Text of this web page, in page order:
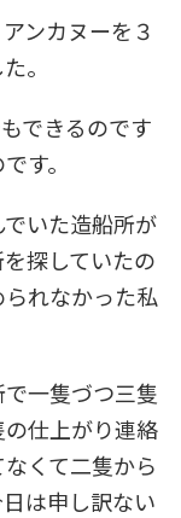
ンカヌーを３
。
できるのです
す。
いた造船所が
探していたの
れなかった私
一隻づつ三隻
仕上がり連絡
くて二隻から
は申し訳ない